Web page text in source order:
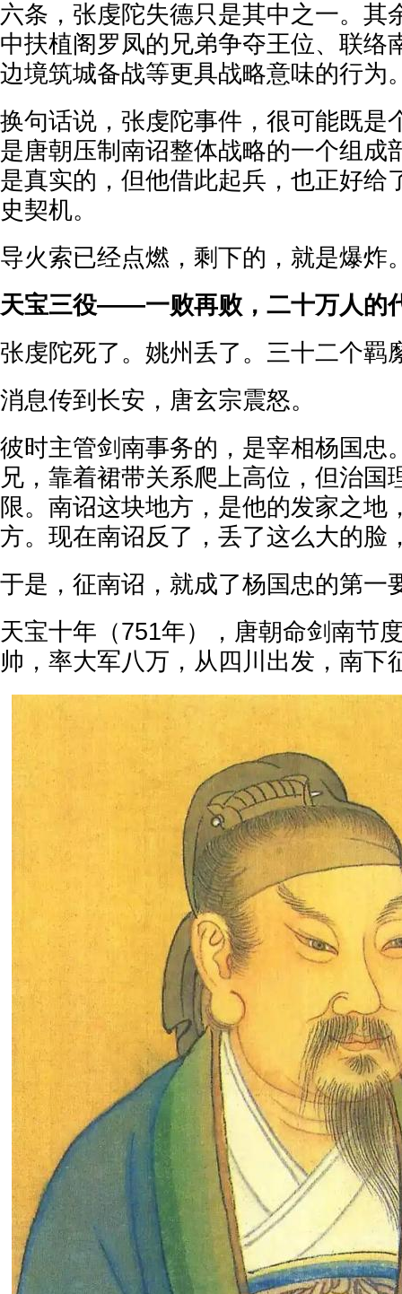
六条，张虔陀失德只是其中之一。其
中扶植阁罗凤的兄弟争夺王位、联络
边境筑城备战等更具战略意味的行为
换句话说，张虔陀事件，很可能既是
是唐朝压制南诏整体战略的一个组成
是真实的，但他借此起兵，也正好给
史契机。
导火索已经点燃，剩下的，就是爆炸
天宝三役——一败再败，二十万人的
张虔陀死了。姚州丢了。三十二个羁
消息传到长安，唐玄宗震怒。
彼时主管剑南事务的，是宰相杨国忠
兄，靠着裙带关系爬上高位，但治国
限。南诏这块地方，是他的发家之地
方。现在南诏反了，丢了这么大的脸
于是，征南诏，就成了杨国忠的第一
天宝十年（751年），唐朝命剑南节
帅，率大军八万，从四川出发，南下